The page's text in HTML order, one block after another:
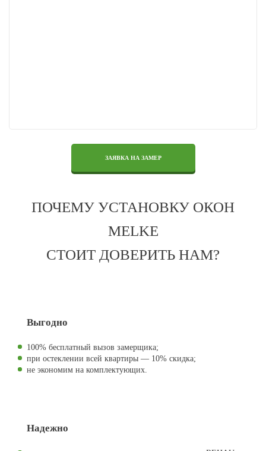
ЗАЯВКА НА ЗАМЕР
ПОЧЕМУ УСТАНОВКУ ОКОН
MELKE
СТОИТ ДОВЕРИТЬ НАМ?
Выгодно
100% бесплатный вызов замерщика;
при остеклении всей квартиры — 10% скидка;
не экономим на комплектующих.
Надежно